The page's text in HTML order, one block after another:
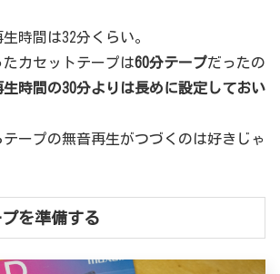
時間は32分くらい。
カセットテープは60分テープだったの
時間の30分よりは長めに設定しておい
ープの無音再生がつづくのは好きじゃ
を準備する